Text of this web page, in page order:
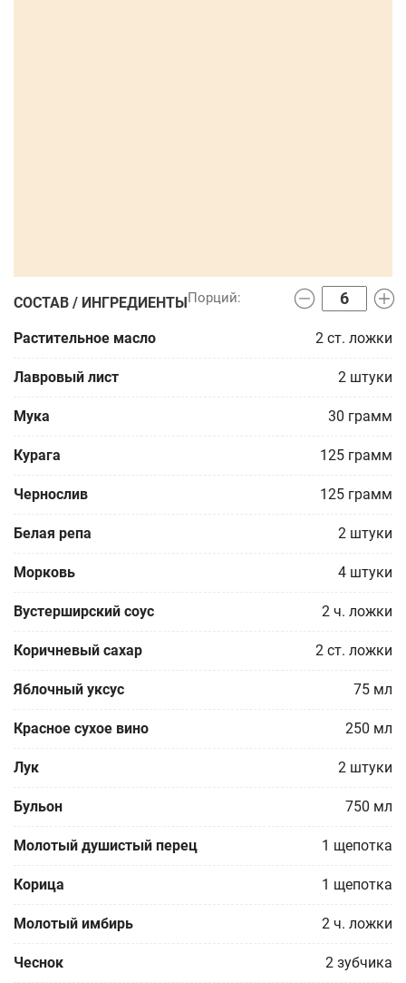
СОСТАВ / ИНГРЕДИЕНТЫ
Растительное масло 2 ст. ложки
Лавровый лист 2 штуки
Мука 30 грамм
Курага 125 грамм
Чернослив 125 грамм
Белая репа 2 штуки
Морковь 4 штуки
Вустерширский соус 2 ч. ложки
Коричневый сахар 2 ст. ложки
Яблочный уксус 75 мл
Красное сухое вино 250 мл
Лук 2 штуки
Бульон 750 мл
Молотый душистый перец 1 щепотка
Корица 1 щепотка
Молотый имбирь 2 ч. ложки
Чеснок 2 зубчика